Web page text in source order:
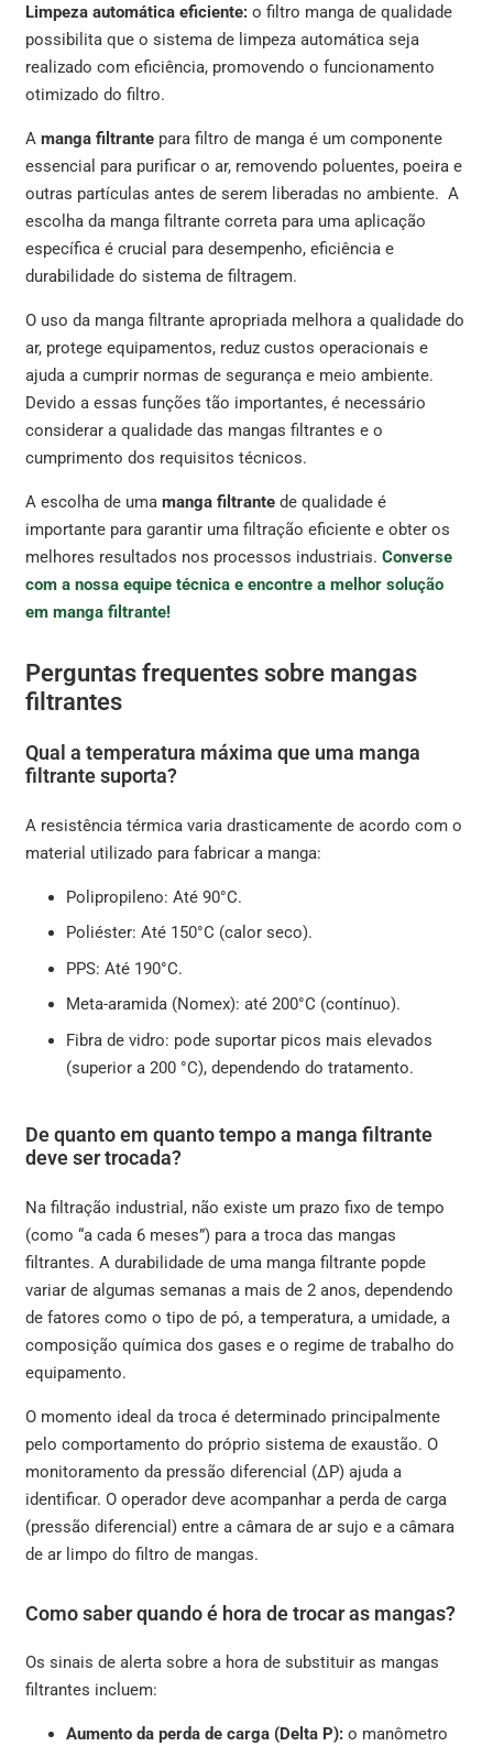
Limpeza automática eficiente:o filtro manga de qualidade
possibilita que o sistema de limpeza automática seja
realizado com eficiência, promovendo o funcionamento
otimizado do filtro.
Amanga filtrantepara filtro de manga é um componente
essencial para purificar o ar, removendo poluentes, poeira e
outras partículas antes de serem liberadas no ambiente. A
escolha da manga filtrante correta para uma aplicação
específica é crucial para desempenho, eficiência e
durabilidade do sistema de filtragem.
O uso da manga filtrante apropriada melhora a qualidade do
ar, protege equipamentos, reduz custos operacionais e
ajuda a cumprir normas de segurança e meio ambiente.
Devido a essas funções tão importantes, é necessário
considerar a qualidade das mangas filtrantes e o
cumprimento dos requisitos técnicos.
A escolha de uma manga filtrantede qualidade é
importante para garantir uma filtração eficiente e obter os
melhores resultados nos processos industriais. Converse
com a nossa equipe técnica e encontre a melhor solução
em manga filtrante!
Perguntas frequentes sobre mangas
filtrantes
Qual a temperatura máxima que uma manga
filtrante suporta?
A resistência térmica varia drasticamente de acordo com o
material utilizado para fabricar a manga:
Polipropileno: Até 90°C.
Poliéster: Até 150°C (calor seco).
PPS: Até 190°C.
Meta-aramida (Nomex): até 200°C (contínuo).
Fibra de vidro: pode suportar picos mais elevados
(superior a 200 °C), dependendo do tratamento.
De quanto em quanto tempo a manga filtrante
deve ser trocada?
Na filtração industrial, não existe um prazo fixo de tempo
(como “a cada 6 meses”) para a troca das mangas
filtrantes. A durabilidade de uma manga filtrante popde
variar de algumas semanas a mais de 2 anos, dependendo
de fatores como o tipo de pó, a temperatura, a umidade, a
composição química dos gases e o regime de trabalho do
equipamento.
O momento ideal da troca é determinado principalmente
pelo comportamento do próprio sistema de exaustão. O
monitoramento da pressão diferencial (ΔP) ajuda a
identificar. O operador deve acompanhar a perda de carga
(pressão diferencial) entre a câmara de ar sujo e a câmara
de ar limpo do filtro de mangas.
Como saber quando é hora de trocar as mangas?
Os sinais de alerta sobre a hora de substituir as mangas
filtrantes incluem:
Aumento da perda de carga (Delta P): o manômetro